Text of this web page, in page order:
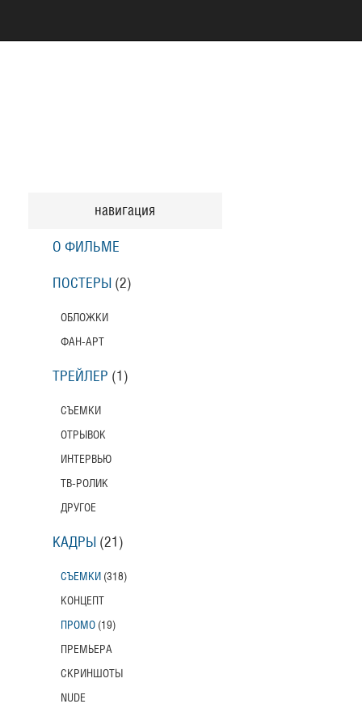
навигация
О ФИЛЬМЕ
ПОСТЕРЫ (2)
ОБЛОЖКИ
ФАН-АРТ
ТРЕЙЛЕР (1)
СЪЕМКИ
ОТРЫВОК
ИНТЕРВЬЮ
ТВ-РОЛИК
ДРУГОЕ
КАДРЫ (21)
СЪЕМКИ (318)
КОНЦЕПТ
ПРОМО (19)
ПРЕМЬЕРА
СКРИНШОТЫ
NUDE